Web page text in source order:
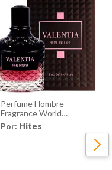
Perfume Hombre
Fragrance World
Valentia Rome Intense
Edp 100ml
Por: Hites